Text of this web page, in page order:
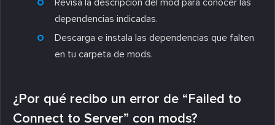
dependencias indicadas.
Descarga e instala las dependencias que falten
en tu carpeta de mods.
¿Por qué recibo un error de “Failed to
Connect to Server” con mods?